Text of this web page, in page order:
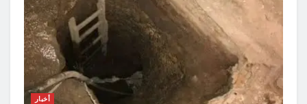
أخبار